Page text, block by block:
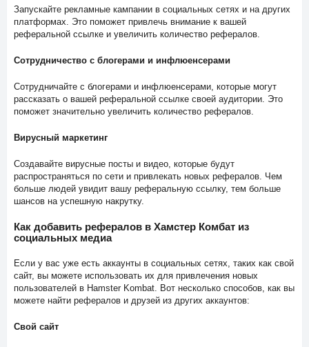
Запускайте рекламные кампании в социальных сетях и на других
платформах. Это поможет привлечь внимание к вашей
реферальной ссылке и увеличить количество рефералов.
Сотрудничество с блогерами и инфлюенсерами
Сотрудничайте с блогерами и инфлюенсерами, которые могут
рассказать о вашей реферальной ссылке своей аудитории. Это
поможет значительно увеличить количество рефералов.
Вирусный маркетинг
Создавайте вирусные посты и видео, которые будут
распространяться по сети и привлекать новых рефералов. Чем
больше людей увидит вашу реферальную ссылку, тем больше
шансов на успешную накрутку.
Как добавить рефералов в Хамстер Комбат из
социальных медиа
Если у вас уже есть аккаунты в социальных сетях, таких как свой
сайт, вы можете использовать их для привлечения новых
пользователей в Hamster Kombat. Вот несколько способов, как вы
можете найти рефералов и друзей из других аккаунтов:
Свой сайт